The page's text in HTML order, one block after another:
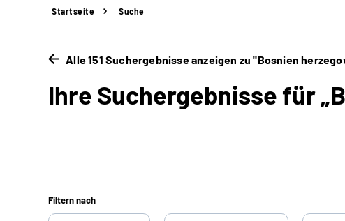
Startseite Suche
Alle 151 Suchergebnisse anzeigen zu "Bosnien
Ihre Suchergebnisse für
Filtern nach